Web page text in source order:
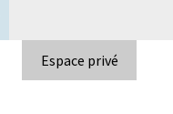
Espace privé